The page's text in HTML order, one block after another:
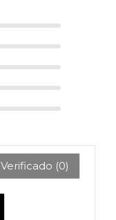
Verificado (0)